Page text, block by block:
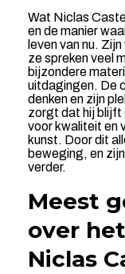
Wat Niclas
en de manier
leven van nu.
ze spreken veel
bijzondere
uitdagingen. De
denken en zijn
zorgt dat hij blijft
voor kwaliteit en
kunst. Door dit
beweging, en
verder.
Meest
over
Niclas